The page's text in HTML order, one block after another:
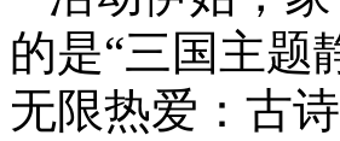
的是“三国主题
无限热爱：古